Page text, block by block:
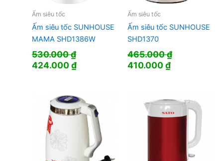
Ấm siêu tốc
Ấm siêu tốc SUNHOUSE
MAMA SHD1386W
530.000₫
Giá
530.000 ₫.
424.000₫Giá
là:
424.000 ₫.
Ấm siêu tốc
Ấm siêu tốc SUNHOUSE
SHD1370
465.000₫
Giá
465.000 ₫.
410.000₫Giá
là:
410.000 ₫.